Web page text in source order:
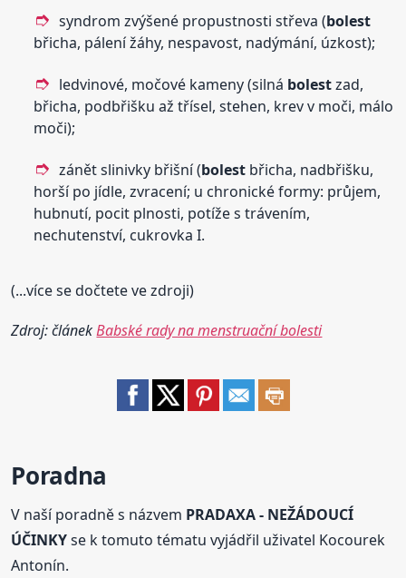
syndrom zvýšené propustnosti střeva (bolest
břicha, pálení žáhy, nespavost, nadýmání, úzkost);
ledvinové, močové kameny (silná bolestzad,
břicha, podbřišku až třísel, stehen, krev v moči, málo
moči);
zánět slinivky břišní (bolest břicha, nadbřišku,
horší po jídle, zvracení; u chronické formy: průjem,
hubnutí, pocit plnosti, potíže s trávením,
nechutenství, cukrovka I.
(...více se dočtete ve zdroji)
Zdroj: článekBabské rady na menstruační bolesti
Poradna
V naší poradně s názvem PRADAXA - NEŽÁDOUCÍ
ÚČINKYse k tomuto tématu vyjádřil uživatel Kocourek
Antonín.